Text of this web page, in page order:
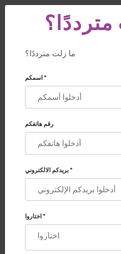
الطبيعيين
او غير
رسميا
حديثة وآمنة موثوقة للأزواج من
آباء. اختر البرنامج المناسب
انتظارك لولادة طفلك المستقبلي
ما زلت مترددًا؟
اسمكم *
رقم هاتفكم
بريدكم الالكتروني *
اختاروا *